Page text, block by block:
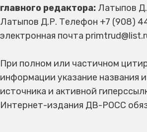
главного редактора: Латыпов
Латыпов Д.Р. Телефон +7 (908)
электронная почта
При полном или частичном
информации указание названия
источника и активной
Интернет-издания ДВ-РОСС